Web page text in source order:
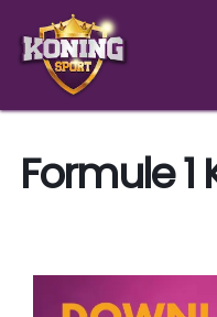
Overslaan naar inhoud
Formule